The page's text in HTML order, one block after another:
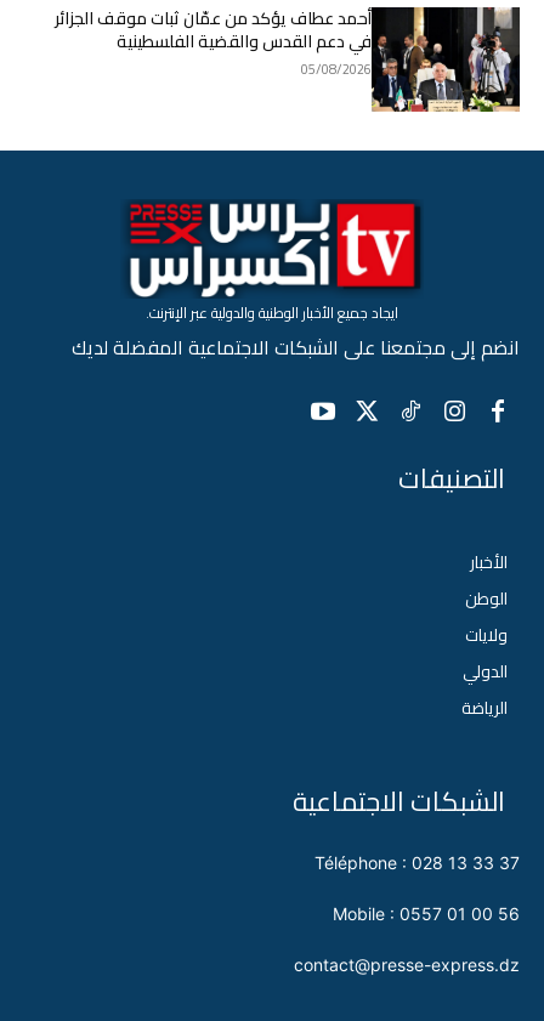
أحمد عطاف يؤكد من عمّان ثبات موقف الجزائر
في دعم القدس والقضية الفلسطينية
05/08/2026
الشبكات الاجتماعية
Téléphone : 028 13 33 37
Mobile : 0557 01 00 56
contact@presse-express.dz
التصنيفات
الأخبار
الوطن
ولايات
الدولي
الرياضة
ايجاد جميع الأخبار الوطنية والدولية عبر الإنترنت.
انضم إلى مجتمعنا على الشبكات الاجتماعية المفضلة لديك